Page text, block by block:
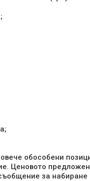
обособени
Ценовото
за